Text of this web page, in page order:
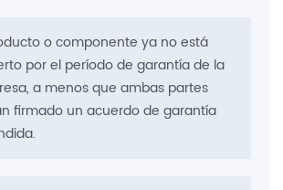
o componente ya no está
por el período de garantía de la
a menos que ambas partes
firmado un acuerdo de garantía